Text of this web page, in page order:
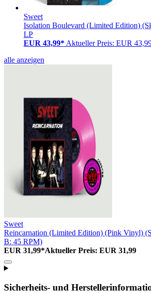
Sweet
Isolation Boulevard (Limited Edition)
LP
EUR 43,99*Aktueller Preis: EUR
alle anzeigen
Sweet
Reincarnation (Limited Edition) (Pink Vinyl)
B: 45 RPM)
EUR 31,99*Aktueller Preis: EUR 31,99
Sicherheits- und